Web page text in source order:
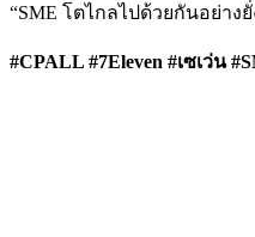
“SME โตไกลไปด้วยกันอย่าง
#CPALL #7Eleven #เซเว่น